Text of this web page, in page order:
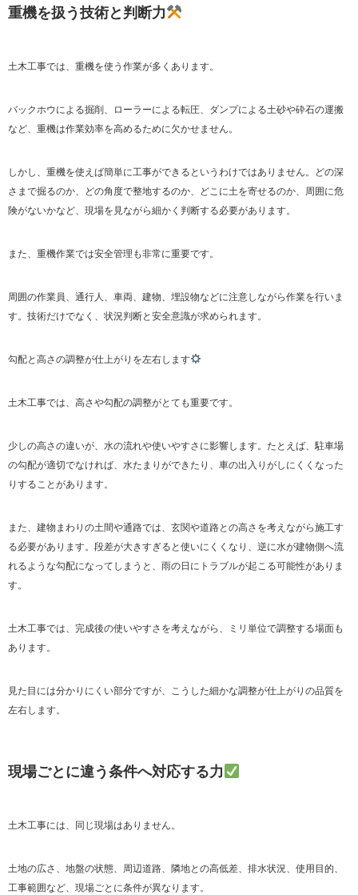
重機を扱う技術と判断力
土木工事では、重機を使う作業が多くあります。
バックホウによる掘削、ローラーによる転圧、ダンプによる土砂や砕石の運搬
など、重機は作業効率を高めるために欠かせません。
しかし、重機を使えば簡単に工事ができるというわけではありません。どの深
さまで掘るのか、どの角度で整地するのか、どこに土を寄せるのか、周囲に危
険がないかなど、現場を見ながら細かく判断する必要があります。
また、重機作業では安全管理も非常に重要です。
周囲の作業員、通行人、車両、建物、埋設物などに注意しながら作業を行いま
す。技術だけでなく、状況判断と安全意識が求められます。
勾配と高さの調整が仕上がりを左右します
土木工事では、高さや勾配の調整がとても重要です。
少しの高さの違いが、水の流れや使いやすさに影響します。たとえば、駐車場
の勾配が適切でなければ、水たまりができたり、車の出入りがしにくくなった
りすることがあります。
また、建物まわりの土間や通路では、玄関や道路との高さを考えながら施工す
る必要があります。段差が大きすぎると使いにくくなり、逆に水が建物側へ流
れるような勾配になってしまうと、雨の日にトラブルが起こる可能性がありま
す。
土木工事では、完成後の使いやすさを考えながら、ミリ単位で調整する場面も
あります。
見た目には分かりにくい部分ですが、こうした細かな調整が仕上がりの品質を
左右します。
現場ごとに違う条件へ対応する力
土木工事には、同じ現場はありません。
土地の広さ、地盤の状態、周辺道路、隣地との高低差、排水状況、使用目的、
工事範囲など、現場ごとに条件が異なります。